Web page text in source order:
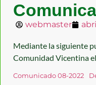
webmaster
Mediante la siguiente
Comunidad Vicentina
Comunicado 08-2022